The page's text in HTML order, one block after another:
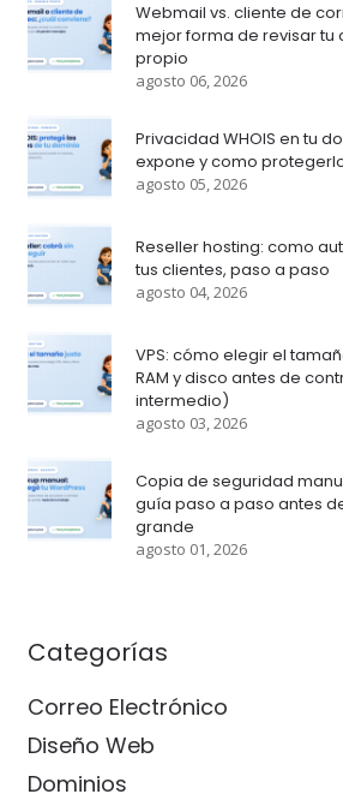
Webmail vs. cliente de
mejor forma de revisar tu
propio
agosto 06, 2026
Privacidad WHOIS en tu
expone y como
agosto 05, 2026
Reseller hosting: como
tus clientes, paso a paso
agosto 04, 2026
VPS: cómo elegir el
RAM y disco antes de
intermedio)
agosto 03, 2026
Copia de seguridad
guía paso a paso antes
grande
agosto 01, 2026
Categorías
Correo Electrónico
Diseño Web
Dominios